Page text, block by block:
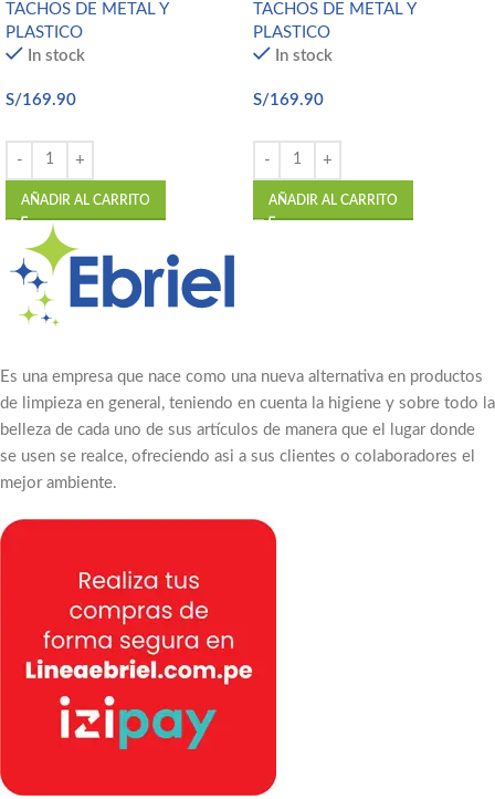
TACHOS DE METAL Y
PLASTICO
In stock
S/169.90
AÑADIR AL CARRITO
TACHOS DE METAL Y
PLASTICO
In stock
S/169.90
AÑADIR AL CARRITO
Es una empresa que nace como una nueva alternativa en productos
de limpieza en general, teniendo en cuenta la higiene y sobre todo la
belleza de cada uno de sus artículos de manera que el lugar donde
se usen se realce, ofreciendo asi a sus clientes o colaboradores el
mejor ambiente.